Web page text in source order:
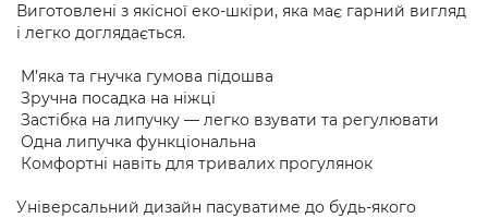
Виготовлені з якісної еко-шкіри, яка має гарний вигляд
і легко доглядається.
М’яка та гнучка гумова підошва
Зручна посадка на ніжці
Застібка на липучку — легко взувати та регулювати
Одна липучка функціональна
Комфортні навіть для тривалих прогулянок
Універсальний дизайн пасуватиме до будь-якого